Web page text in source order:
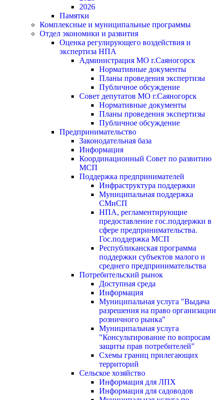
2026
Памятки
Комплексные и муниципальные программы
Отдел экономики и развития
Оценка регулирующего воздействия и
экспертиза НПА
Администрация МО г.Саяногорск
Нормативные документы
Планы проведения экспертизы
Публичное обсуждение
Совет депутатов МО г.Саяногорск
Нормативные документы
Планы проведения экспертизы
Публичное обсуждение
Предпринимательство
Законодательная база
Информация
Координационный Совет по развитию
МСП
Поддержка предпринимателей
Инфраструктура поддержки
Муниципальная поддержка
СМиСП
НПА, регламентирующие
предоставление гос.поддержки в
сфере предпринимательства.
Гос.поддержка МСП
Республиканская программа
поддержки субъектов малого и
среднего предпринимательства
Потребительский рынок
Доступная среда
Информация
Муниципальная услуга "Выдача
разрешения на право организации
розничного рынка"
Муниципальная услуга
"Консультирование по вопросам
защиты прав потребителей"
Схемы границ прилегающих
территорий
Сельское хозяйство
Информация для ЛПХ
Информация для садоводов